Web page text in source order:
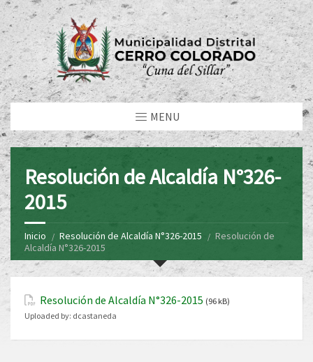
MENU
Resolución de Alcaldía N°326-
2015
Inicio Resolución de Alcaldía N°326-2015
Resolución de
Alcaldía N°326-2015
Resolución de Alcaldía N°326-2015 (96 kB)
Uploaded by: dcastaneda